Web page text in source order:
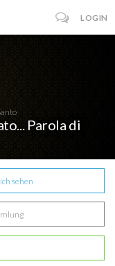
LOGIN
Parola di
sehen